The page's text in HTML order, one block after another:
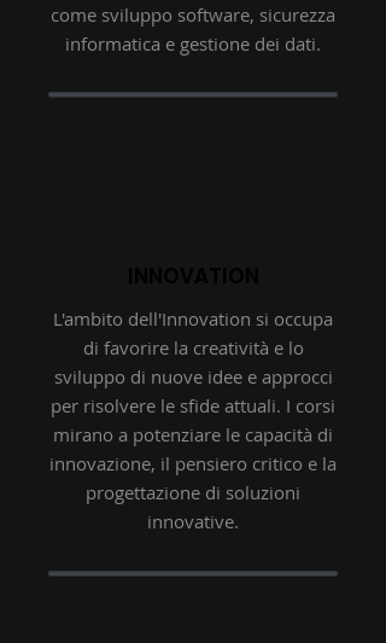
come sviluppo software, sicurezza
informatica e gestione dei dati.
L'ambito dell'Innovation si occupa
di favorire la creatività e lo
sviluppo di nuove idee e approcci
per risolvere le sfide attuali. I corsi
mirano a potenziare le capacità di
innovazione, il pensiero critico e la
progettazione di soluzioni
innovative.